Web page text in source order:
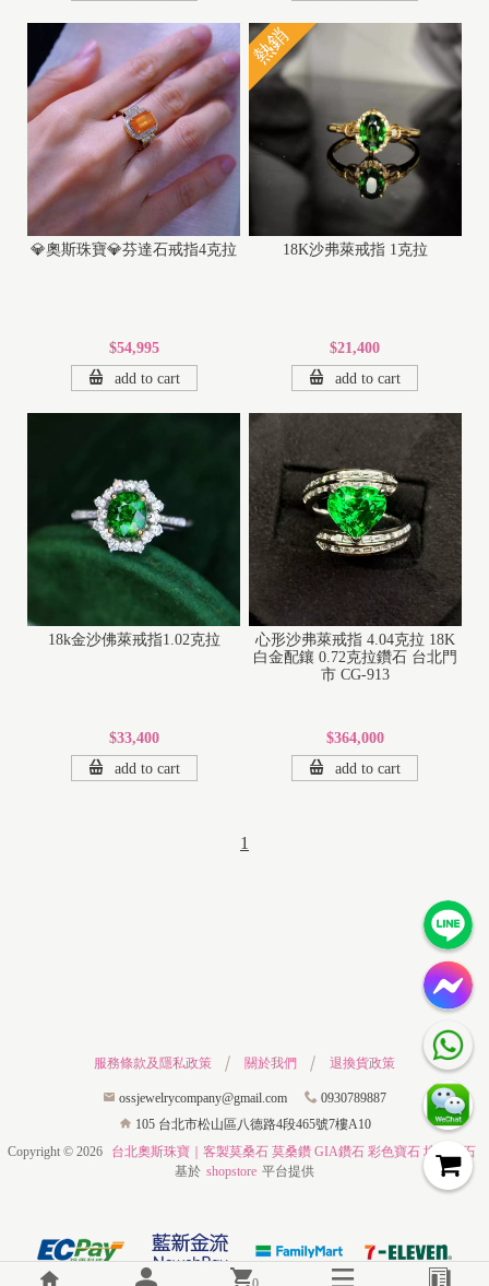
💎奧斯珠寶💎芬達石戒指4克拉
$54,995
add to cart
熱銷
18K沙弗萊戒指 1克拉
$21,400
add to cart
18k金沙佛萊戒指1.02克拉
$33,400
add to cart
心形沙弗萊戒指 4.04克拉 18K
白金配鑲 0.72克拉鑽石 台北門
市 CG-913
$364,000
add to cart
1
服務條款及隱私政策 關於我們 退換貨政策
ossjewelrycompany@gmail.com
0930789887
105 台北市松山區八德路4段465號7樓A10
Copyright © 2026
台北奧斯珠寶｜客製莫桑石 莫桑鑽 GIA鑽石 彩色寶石 培育鑽石
基於 shopstore 平台提供